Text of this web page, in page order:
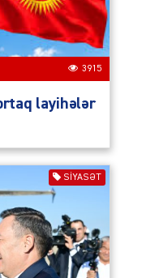
3915
layihələr
SIYASƏT